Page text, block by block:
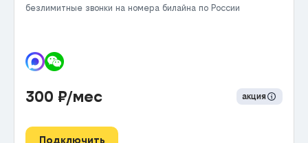
безлимитные звонки на номера билайна по России
300 ₽/мес акция
Подключить